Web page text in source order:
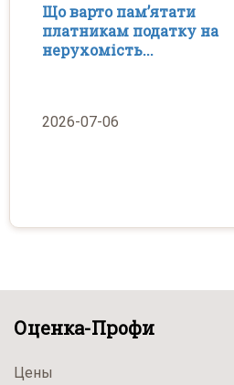
Що варто пам’ятати
платникам податку на
нерухомість...
2026-07-06
Оценка-Профи
Цены